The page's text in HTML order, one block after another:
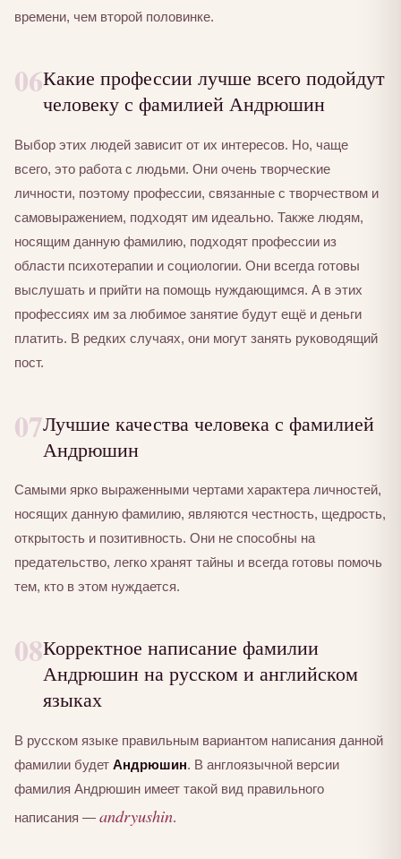
времени, чем второй половинке.
06Какие профессии лучше всего подойдут
человеку с фамилией Андрюшин
Выбор этих людей зависит от их интересов. Но, чаще
всего, это работа с людьми. Они очень творческие
личности, поэтому профессии, связанные с творчеством и
самовыражением, подходят им идеально. Также людям,
носящим данную фамилию, подходят профессии из
области психотерапии и социологии. Они всегда готовы
выслушать и прийти на помощь нуждающимся. А в этих
профессиях им за любимое занятие будут ещё и деньги
платить. В редких случаях, они могут занять руководящий
пост.
07Лучшие качества человека с фамилией
Андрюшин
Самыми ярко выраженными чертами характера личностей,
носящих данную фамилию, являются честность, щедрость,
открытость и позитивность. Они не способны на
предательство, легко хранят тайны и всегда готовы помочь
тем, кто в этом нуждается.
08Корректное написание фамилии
Андрюшин на русском и английском
языках
В русском языке правильным вариантом написания данной
фамилии будет Андрюшин. В англоязычной версии
фамилия Андрюшин имеет такой вид правильного
написания — andryushin.